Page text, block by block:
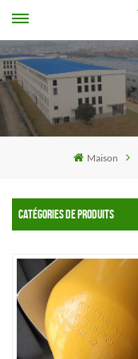
Maison
CATÉGORIES DE PRODUITS